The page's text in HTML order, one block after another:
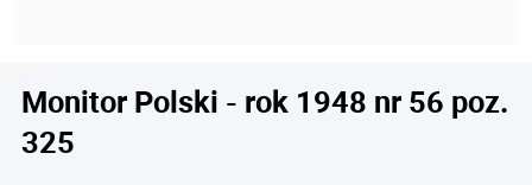
Monitor Polski - rok 1948 nr 56 poz.
325